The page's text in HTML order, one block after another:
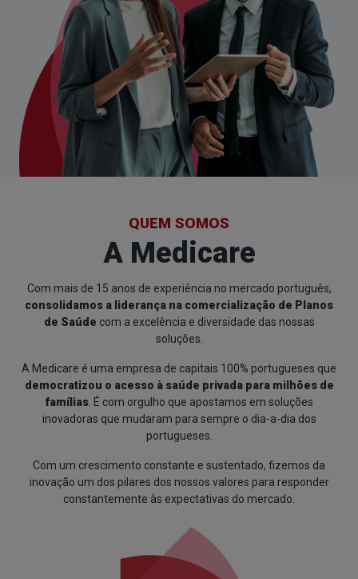
QUEM SOMOS
A Medicare
Com mais de 15 anos de experiência no mercado português,
consolidamos a liderança na comercialização de Planos
de Saúde com a excelência e diversidade das nossas
soluções.
A Medicare é uma empresa de capitais 100% portugueses que
democratizou o acesso à saúde privada para milhões de
famílias. É com orgulho que apostamos em soluções
inovadoras que mudaram para sempre o dia-a-dia dos
portugueses.
Com um crescimento constante e sustentado, fizemos da
inovação um dos pilares dos nossos valores para responder
constantemente às expectativas do mercado.